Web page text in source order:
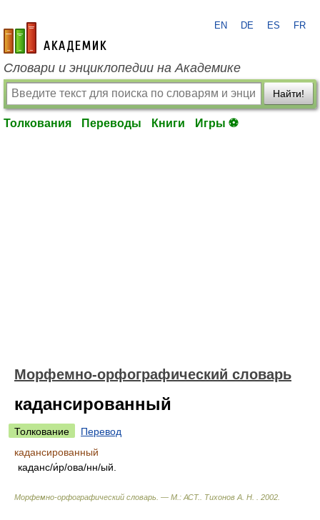
academic.ru
EN DE ES FR
Словари и энциклопедии на Академике
Найти!
Толкования Переводы Книги Игры ⚽
Морфемно-орфографический словарь
кадансированный
Толкование
Перевод
кадансированный
каданс/и́р/ова/нн/ый.
Морфемно-орфографический словарь. — М.: АСТ. Тихонов А. Н. 2002